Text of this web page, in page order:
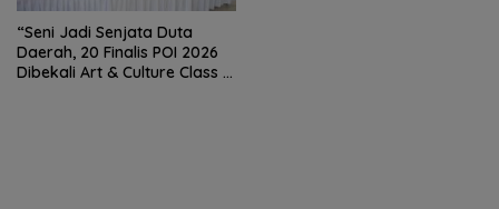
“Seni Jadi Senjata Duta
Daerah, 20 Finalis POI 2026
Dibekali Art & Culture Class di